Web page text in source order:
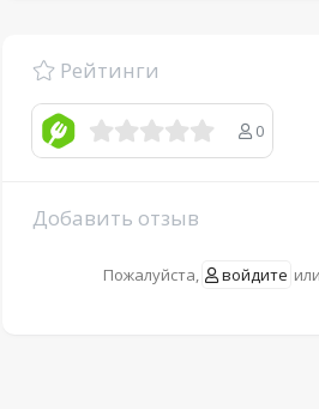
Рейтинги
0
Добавить отзыв
Пожалуйста, войдите или